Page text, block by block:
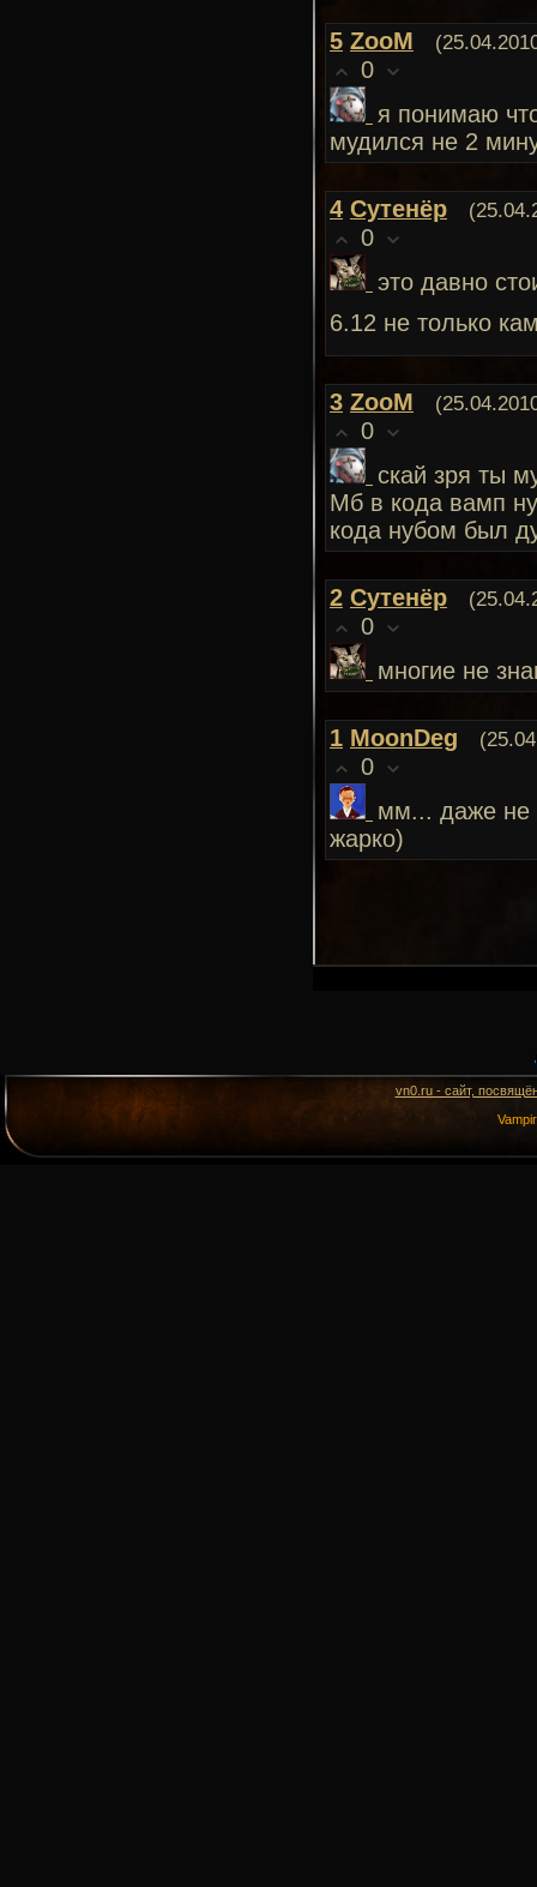
5 ZooM
0
я понимаю
мудился не 2
4 Сутенёр
0
это давно
6.12 не только
3 ZooM
0
скай зря ты
Мб в кода вамп
кода нубом был
2 Сутенёр
0
многие не
1 MoonDeg
0
мм... даже не
жарко)
vn0.ru - сайт,